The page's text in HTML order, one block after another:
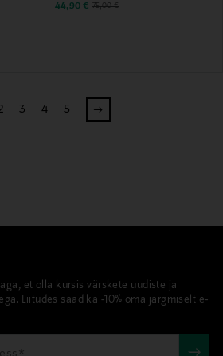
Discounted Price
44,90 € Original Price
75,00 €
3 4 5
et olla kursis värskete uudiste ja
Liitudes saad ka -10% oma järgmiselt e-